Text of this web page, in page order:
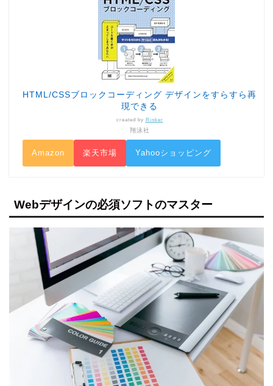
HTML/CSSブロックコーディング デザインをすらすら再
現できる
created by Rinker
翔泳社
Amazon 楽天市場 Yahooショッピング
Webデザインの必須ソフトのマスター